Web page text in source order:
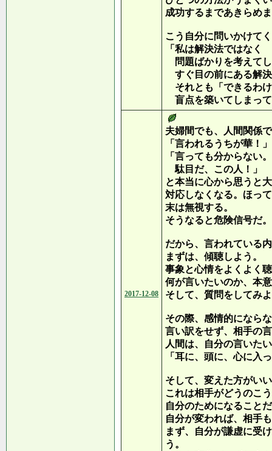
成功するまであきらめ
こう自分に問いかけて
「私は解決法ではなく
問題ばかりを考えて
すぐ目の前にある解
それとも「できるわ
盲点を築いてしまっ
2017-12-08
夫婦間でも、人間関係
「言われるうちが華！」
「言っても分からない
駄目だ、この人！」
と本当に心から思うと
対応しなくなる。ほっ
末は無視する。
そうなると危険信号だ。
だから、言われている
まずは、傾聴しよう。
事象と心情をよくよく
何が言いたいのか、本
そして、質問をしてみ
その際、感情的になら
言い訳をせず、相手の
人間は、自分の言いた
「耳に、頭に、心に入
そして、変えた方がい
これは相手がどうのこ
自分のためになること
自分が変われば、相手
まず、自分が謙虚に受
う。